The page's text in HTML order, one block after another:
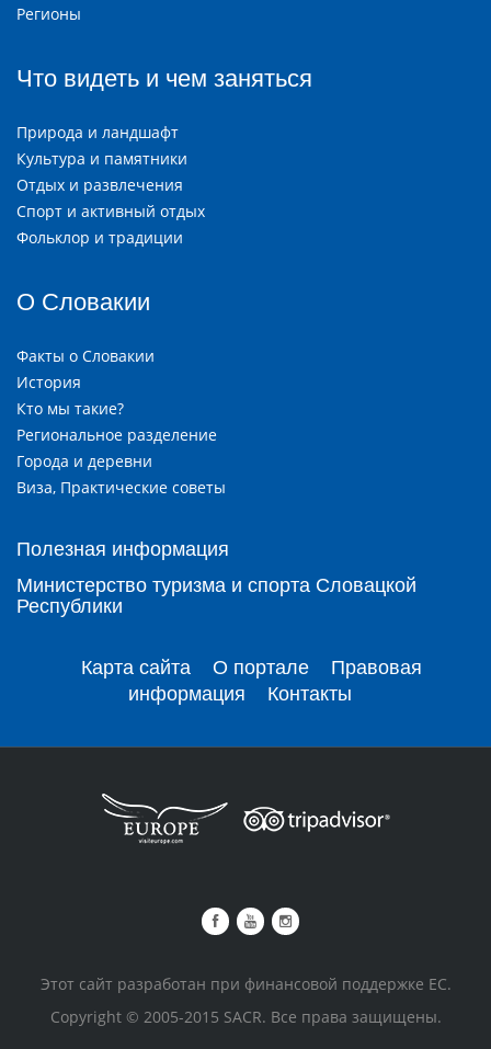
Регионы
Что видеть и чем заняться
Природа и ландшафт
Культура и памятники
Отдых и развлечения
Спорт и активный отдых
Фольклор и традиции
О Словакии
Факты о Словакии
История
Кто мы такие?
Региональное разделение
Города и деревни
Виза, Практические советы
Полезная информация
Министерство туризма и спорта Словацкой
Республики
Карта сайта О портале
Правовая
информация
Контакты
Этот сайт разработан при финансовой поддержке ЕС.
Copyright © 2005-2015 SACR. Все права защищены.